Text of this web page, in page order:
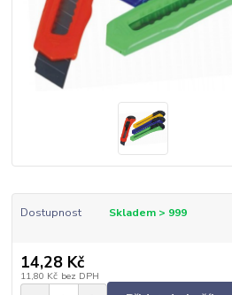
Dostupnost Skladem > 999
14,28 Kč
11,80 Kč bez DPH